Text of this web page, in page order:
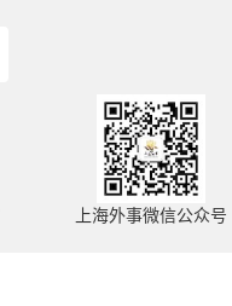
上海外事微信公众号